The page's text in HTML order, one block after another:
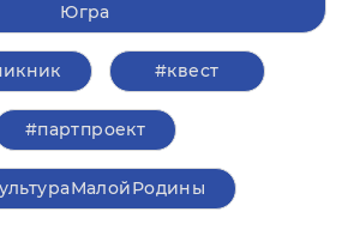
Югра
#квест
#партпроект